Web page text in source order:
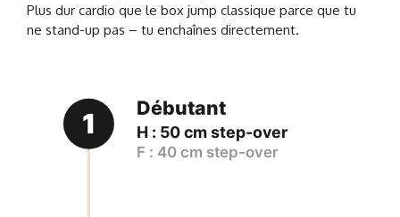
Plus dur cardio que le box jump classique parce que tu
ne stand-up pas – tu enchaînes directement.
1
Débutant
H : 50 cm step-over
F : 40 cm step-over